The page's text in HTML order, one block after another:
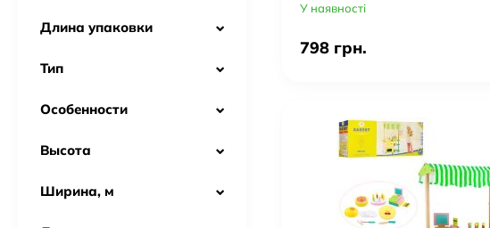
У наявності
798 грн.
Длина упаковки
Тип
Особенности
Высота
Ширина, м